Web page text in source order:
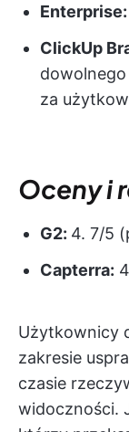
Enterprise:
ClickUp
dowolnego
za
Oceny i
G2: 4. 7/5
Capterra:
Użytkownicy
zakresie
czasie
widoczności.